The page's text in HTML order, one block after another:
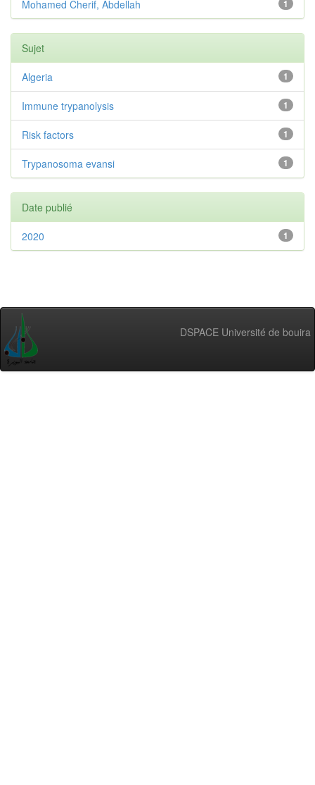
1
Mohamed Cherif, Abdellah
Sujet
1
Algeria
1
Immune trypanolysis
1
Risk factors
1
Trypanosoma evansi
Date publié
1
2020
DSPACE Université de bouira